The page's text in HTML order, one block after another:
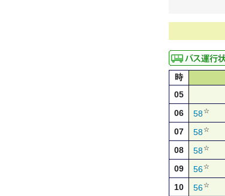
時
05
06
58☆
07 58☆
08 58☆
09 56☆
10 56☆